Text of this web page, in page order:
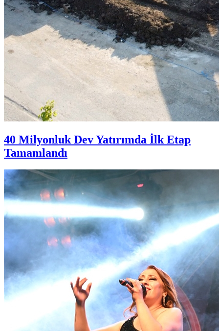
40 Milyonluk Dev Yatırımda İlk Etap
Tamamlandı